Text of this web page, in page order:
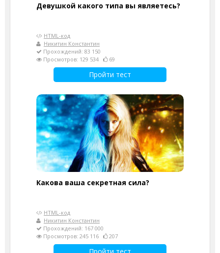
Девушкой какого типа вы являетесь?
HTML-код
Никитин Константин
Прохождений: 83 150
Просмотров: 129 534
69
Пройти тест
Какова ваша секретная сила?
HTML-код
Никитин Константин
Прохождений: 167 000
Просмотров: 245 116
207